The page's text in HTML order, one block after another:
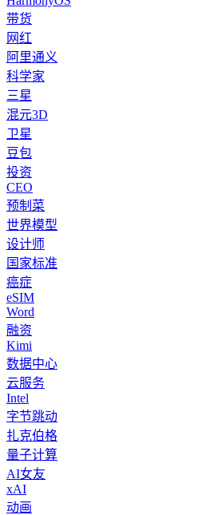
带货
网红
阿里通义
科学家
三星
混元3D
卫星
豆包
投资
CEO
预制菜
世界模型
设计师
国家标准
癌症
eSIM
Word
融资
Kimi
数据中心
云服务
Intel
字节跳动
扎克伯格
量子计算
AI女友
xAI
动画